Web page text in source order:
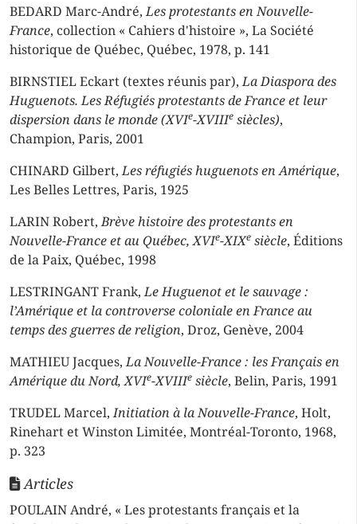
BEDARD Marc-André,Les protestants en Nouvelle-
France, collection « Cahiers d'histoire », La Société
historique de Québec, Québec, 1978, p. 141
BIRNSTIEL Eckart (textes réunis par),La Diaspora des
Huguenots. Les Réfugiés protestants de France et leur
dispersion dans le monde (XVIe-XVIIIe siècles),
Champion, Paris, 2001
CHINARD Gilbert,Les réfugiés huguenots en Amérique,
Les Belles Lettres, Paris, 1925
LARIN Robert,Brève histoire des protestants en
Nouvelle-France et au Québec, XVIe-XIXe siècle, Éditions
de la Paix, Québec, 1998
LESTRINGANT Frank,Le Huguenot et le sauvage :
l’Amérique et la controverse coloniale en France au
temps des guerres de religion, Droz, Genève, 2004
MATHIEU Jacques,La Nouvelle-France : les Français en
Amérique du Nord, XVIe-XVIIIe siècle, Belin, Paris, 1991
TRUDEL Marcel,Initiation à la Nouvelle-France, Holt,
Rinehart et Winston Limitée, Montréal-Toronto, 1968,
p. 323
Articles
POULAIN André, « Les protestants français et la